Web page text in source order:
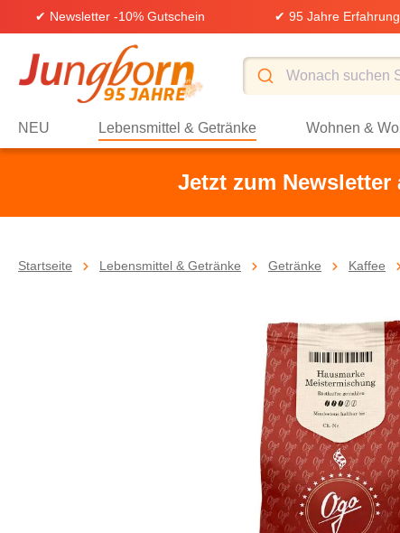
Zur Hauptnavigation springen
✔ Newsletter -10% Gutschein ✔ 95 Jahre Erfahrung
NEU Lebensmittel & Getränke Wohnen &
Jetzt zum
Startseite Lebensmittel & Getränke Getränke Kaffee